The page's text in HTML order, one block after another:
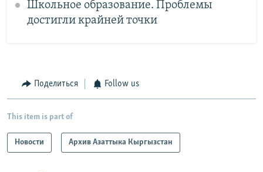
Школьное образование. Проблемы
достигли крайней точки
Поделиться Follow us
This item is part of
Новости Архив Азаттыка Кыргызстан